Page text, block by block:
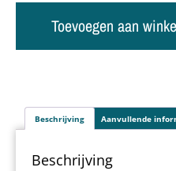
Toevoegen aan
Beschrijving Aanvullende
Beschrijving